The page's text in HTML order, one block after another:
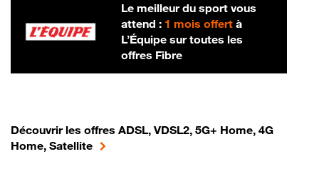
Le meilleur du sport vous
attend : 1 mois offertà
L’Équipe sur toutes les
offres Fibre
Découvrir les offres ADSL, VDSL2, 5G+ Home, 4G
Home, Satellite